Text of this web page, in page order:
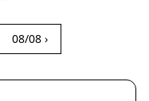
08/08 ›